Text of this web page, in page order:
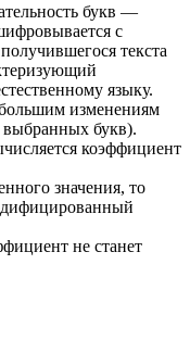
букв —
с
текста
языку.
изменениям
выбранных букв).
коэффициент
значения, то
не станет